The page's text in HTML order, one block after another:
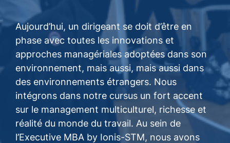
Aujourd’hui, un dirigeant se doit d’être en
phase avec toutes les innovations et
approches managériales adoptées dans son
environnement, mais aussi, mais aussi dans
des environnements étrangers. Nous
intégrons dans notre cursus un fort accent
sur le management multiculturel, richesse et
réalité du monde du travail. Au sein de
l’Executive MBA by Ionis-STM, nous avons